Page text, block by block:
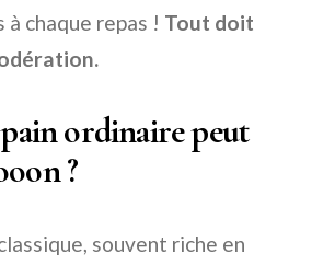
chaque repas ! Tout doit
ordinaire peut
?
souvent riche en